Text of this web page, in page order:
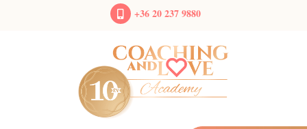
+36 20 237 9880